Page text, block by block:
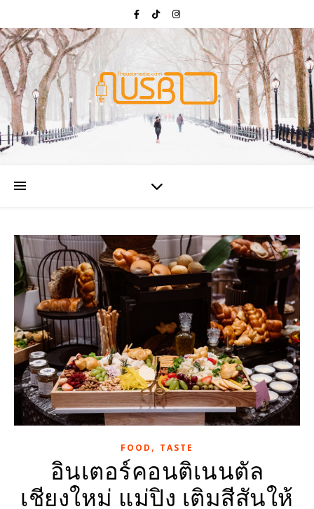
FOOD , TASTE
อินเตอร์คอนติเนนตัล
เชียงใหม่ แม่ปิง เติมสีสันให้